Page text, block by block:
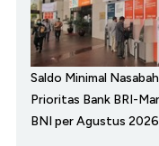
Saldo Minimal Nasabah
Prioritas Bank BRI-
BNI per Agustus 2026